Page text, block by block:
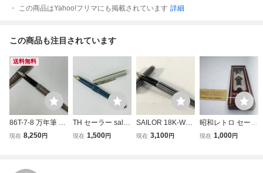
この商品はYahoo!フリマにも掲載されています 詳細
この商品も注目されています
送料無料
86T-7-8 万年筆 SA
ILOR セーラー ペ
現在 8,250円
TH セーラー sallor
万年筆 ペン先14K
現在 1,500円
SAILOR 18K-WG
セーラー 万年筆
現在 3,100円
昭和レトロ セーラ
ー万年筆 箱付き
現在 1,000円